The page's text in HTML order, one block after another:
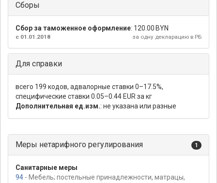
Сборы
Сбор за таможенное оформление: 120.00 BYN
за одну декларацию в РБ
с 01.01.2018
Для справки
всего 199 кодов, адвалорные ставки 0–17.5%,
специфические ставки 0.05–0.44 EUR за кг
Дополнительная ед.изм.: не указана или разные
Меры нетарифного регулирования 1
Санитарные меры
94 - Мебель; постельные принадлежности, матрацы,